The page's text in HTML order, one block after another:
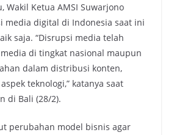
Wakil Ketua AMSI Suwarjono
media digital di Indonesia saat ini
saja. “Disrupsi media telah
di tingkat nasional maupun
dalam distribusi konten,
teknologi,” katanya saat
di Bali (28/2).
perubahan model bisnis agar